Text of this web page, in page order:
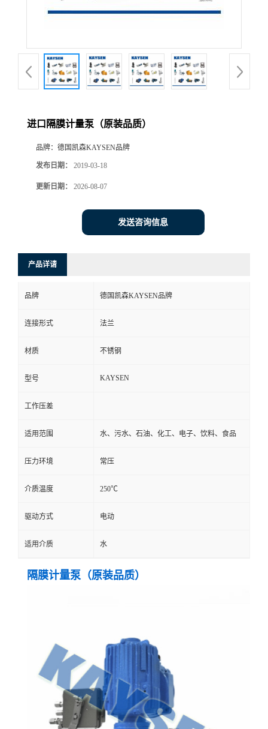
进口隔膜计量泵（原装品质）
品牌： 德国凯森KAYSEN品牌
发布日期： 2019-03-18
更新日期： 2026-08-07
发送咨询信息
产品详请
品牌 德国凯森KAYSEN品牌
连接形式 法兰
材质 不锈钢
型号 KAYSEN
工作压差
适用范围 水、污水、石油、化工、电子、饮料、食品
压力环境 常压
介质温度 250℃
驱动方式 电动
适用介质 水
隔膜计量泵（原装品质）